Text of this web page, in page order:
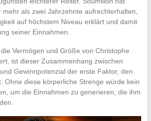
als zwei Jahrzehnte aufrechterhalten,
auf höchstem Niveau erklärt und damit
seiner Einnahmen.
Vermögen und Größe von Christophe
ist dieser Zusammenhang zwischen
Gewinnpotenzial der erste Faktor, den
Ohne diese körperliche Strenge würde kein
um die Einnahmen zu generieren, die ihm